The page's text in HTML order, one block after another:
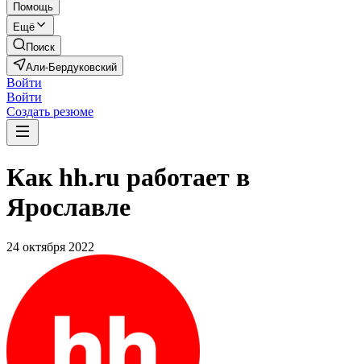
Помощь
Ещё
Поиск
Али-Бердуковский
Войти
Войти
Создать резюме
Как hh.ru работает в
Ярославле
24 октября 2022